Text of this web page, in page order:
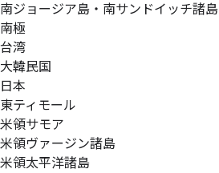
南ジョージア島・南サンドイッチ諸島
南極
台湾
大韓民国
日本
東ティモール
米領サモア
米領ヴァージン諸島
米領太平洋諸島